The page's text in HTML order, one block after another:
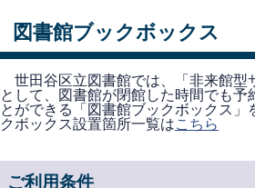
図書館ブックボックス
世田谷区立図書館では、「非来館型
として、図書館が閉館した時間でも予
とができる「図書館ブックボックス」
クボックス設置箇所一覧はこちら
ご利用条件